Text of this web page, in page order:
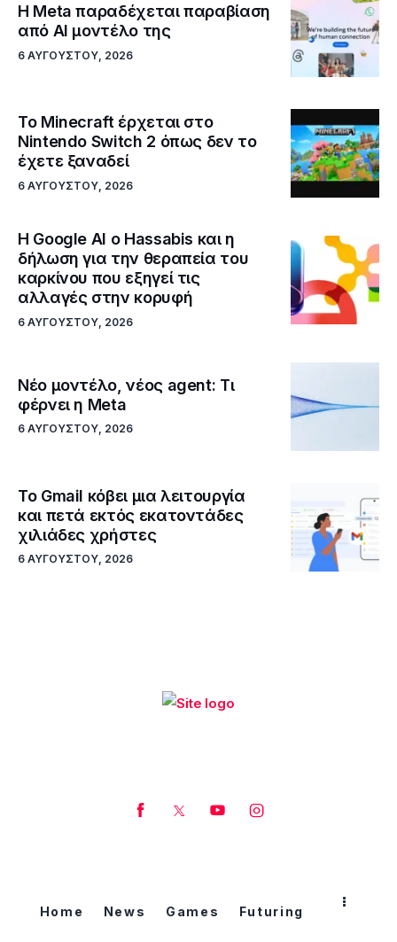
Η Meta παραδέχεται παραβίαση
από AI μοντέλο της
6 ΑΥΓΟΎΣΤΟΥ, 2026
Το Minecraft έρχεται στο
Nintendo Switch 2 όπως δεν το
έχετε ξαναδεί
6 ΑΥΓΟΎΣΤΟΥ, 2026
Η Google ΑΙ ο Hassabis και η
δήλωση για την θεραπεία του
καρκίνου που εξηγεί τις
αλλαγές στην κορυφή
6 ΑΥΓΟΎΣΤΟΥ, 2026
Νέο μοντέλο, νέος agent: Τι
φέρνει η Meta
6 ΑΥΓΟΎΣΤΟΥ, 2026
Το Gmail κόβει μια λειτουργία
και πετά εκτός εκατοντάδες
χιλιάδες χρήστες
6 ΑΥΓΟΎΣΤΟΥ, 2026
Home News Games Futuring